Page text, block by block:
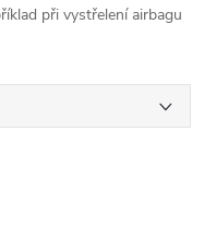
při vystřelení airbagu